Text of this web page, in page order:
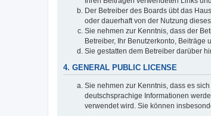
Der Betreiber des Boards übt das
oder dauerhaft von der Nutzung
Sie nehmen zur Kenntnis, dass der
Betreiber, Ihr Benutzerkonto,
Sie gestatten dem Betreiber darüber
4. GENERAL PUBLIC LICENSE
Sie nehmen zur Kenntnis, dass es sich
deutschsprachige Informationen
verwendet wird. Sie können